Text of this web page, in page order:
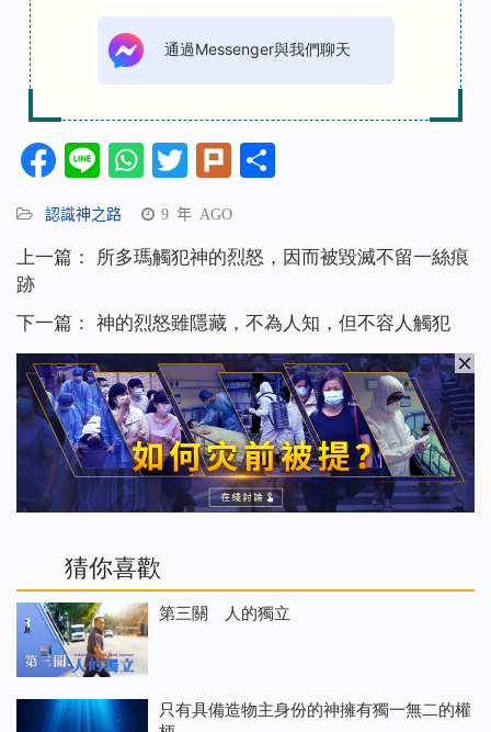
通過Messenger與我們聊天
Facebook
LineWhatsApp
Twitter
Plurk
認識神之路 9 年 AGO
上一篇：
所多瑪觸犯神的烈怒，因而被毀滅不留一絲痕
跡
下一篇： 神的烈怒雖隱藏，不為人知，但不容人觸犯
猜你喜歡
第三關 人的獨立
只有具備造物主身份的神擁有獨一無二的權